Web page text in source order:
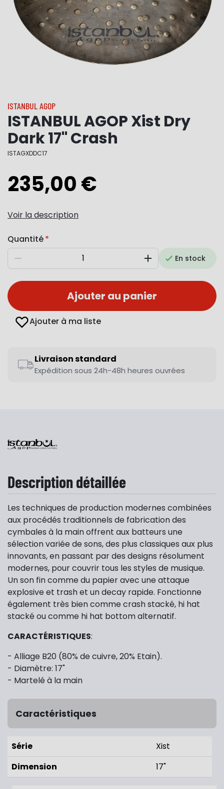
ISTANBUL AGOP
ISTANBUL AGOP Xist Dry
Dark 17" Crash
ISTAGXDDC17
235,00 €
Voir la description
Quantité
Diminuer AugmenterEn stock
Ajouter au panier
Ajouter à ma liste
Livraison standard
Expédition sous 24h-48h heures ouvrées
Description détaillée
Les techniques de production modernes combinées
aux procédés traditionnels de fabrication des
cymbales à la main offrent aux batteurs une
sélection variée de sons, des plus classiques aux plus
innovants, en passant par des designs résolument
modernes, pour couvrir tous les styles de musique.
Un son fin comme du papier avec une attaque
explosive et trash et un decay rapide. Fonctionne
également très bien comme crash stacké, hi hat
stacké ou comme hi hat bottom alternatif.
CARACTÉRISTIQUES:
- Alliage B20 (80% de cuivre, 20% Etain).
- Diamètre: 17"
- Martelé à la main
Caractéristiques
Série
Xist
Dimension
17"